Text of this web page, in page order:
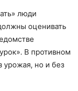
люди
оценивать
В противном
урожая, но и без